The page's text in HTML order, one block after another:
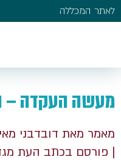
לאתר המכללה
מעשה העקדה –
מאמר מאת דובדבני
| פורסם בכתב העת